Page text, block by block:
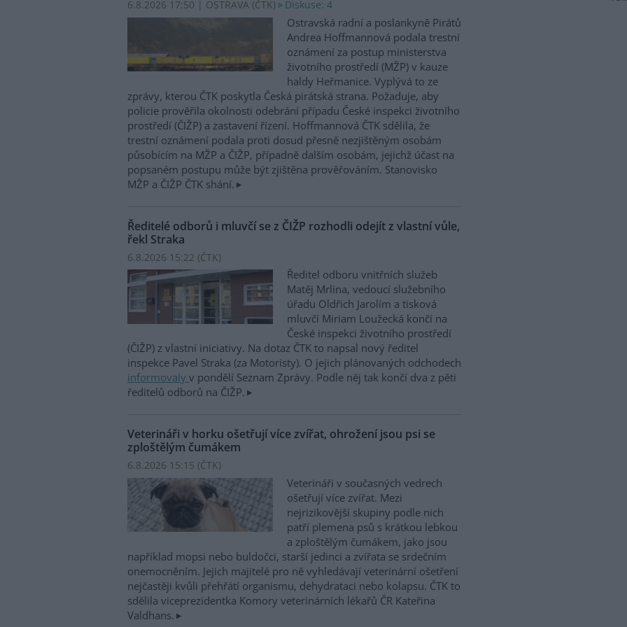
6.8.2026 17:50 | OSTRAVA (ČTK) Diskuse: 4
Ostravská radní a poslankyně Pirátů
Andrea Hoffmannová podala trestní
oznámení za postup ministerstva
životního prostředí (MŽP) v kauze
haldy Heřmanice. Vyplývá to ze
zprávy, kterou ČTK poskytla Česká pirátská strana. Požaduje, aby
policie prověřila okolnosti odebrání případu České inspekci životního
prostředí (ČIŽP) a zastavení řízení. Hoffmannová ČTK sdělila, že
trestní oznámení podala proti dosud přesně nezjištěným osobám
působícím na MŽP a ČIŽP, případně dalším osobám, jejichž účast na
popsaném postupu může být zjištěna prověřováním. Stanovisko
MŽP a ČIŽP ČTK shání.
Ředitelé odborů i mluvčí se z ČIŽP rozhodli odejít z vlastní vůle,
řekl Straka
6.8.2026 15:22 (ČTK)
Ředitel odboru vnitřních služeb
Matěj Mrlina, vedoucí služebního
úřadu Oldřich Jarolím a tisková
mluvčí Miriam Loužecká končí na
České inspekci životního prostředí
(ČIŽP) z vlastní iniciativy. Na dotaz ČTK to napsal nový ředitel
inspekce Pavel Straka (za Motoristy). O jejich plánovaných odchodech
informovaly v pondělí Seznam Zprávy. Podle něj tak končí dva z pěti
ředitelů odborů na ČIŽP.
Veterináři v horku ošetřují více zvířat, ohrožení jsou psi se
zploštělým čumákem
6.8.2026 15:15 (ČTK)
Veterináři v současných vedrech
ošetřují více zvířat. Mezi
nejrizikovější skupiny podle nich
patří plemena psů s krátkou lebkou
a zploštělým čumákem, jako jsou
například mopsi nebo buldočci, starší jedinci a zvířata se srdečním
onemocněním. Jejich majitelé pro ně vyhledávají veterinární ošetření
nejčastěji kvůli přehřátí organismu, dehydrataci nebo kolapsu. ČTK to
sdělila viceprezidentka Komory veterinárních lékařů ČR Kateřina
Valdhans.